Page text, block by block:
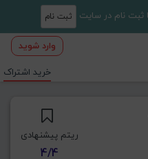
ثبت نام
وارد شوید
خرید اشتراک
ریتم پیشنهادی
4/4